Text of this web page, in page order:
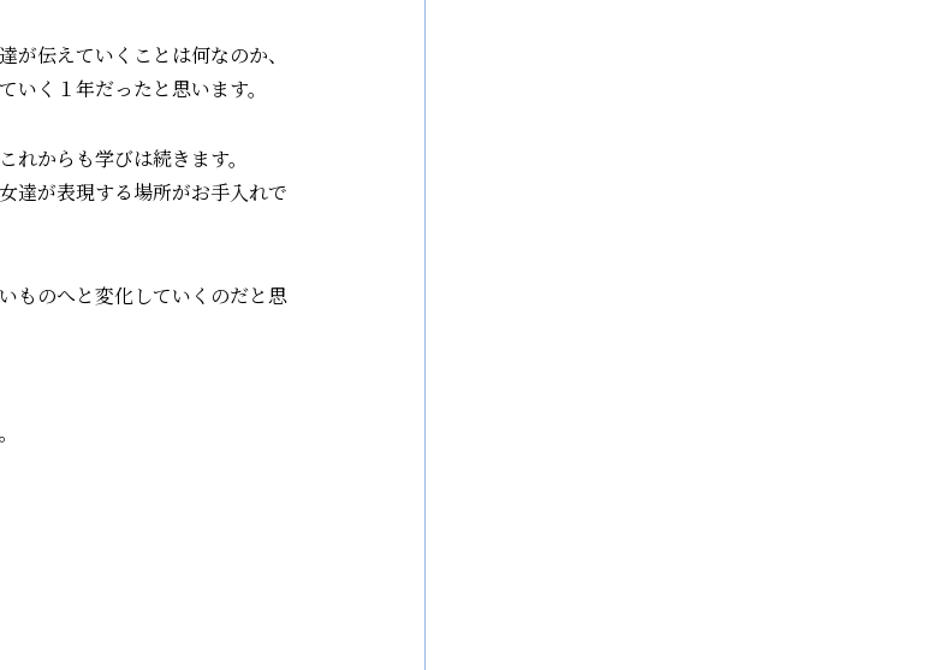
伝えていくことは何なのか、
く１年だったと思います。
からも学びは続きます。
達が表現する場所がお手入れで
ものへと変化していくのだと思